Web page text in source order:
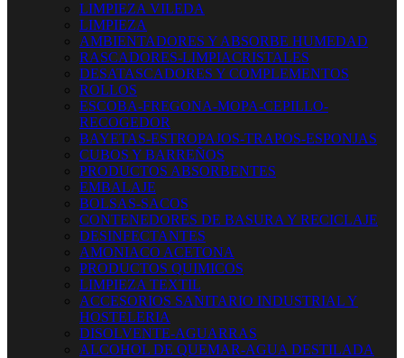
LIMPIEZA VILEDA
LIMPIEZA
AMBIENTADORES Y ABSORBE HUMEDAD
RASCADORES-LIMPIACRISTALES
DESATASCADORES Y COMPLEMENTOS
ROLLOS
ESCOBA-FREGONA-MOPA-CEPILLO-
RECOGEDOR
BAYETAS-ESTROPAJOS-TRAPOS-ESPONJAS
CUBOS Y BARREÑOS
PRODUCTOS ABSORBENTES
EMBALAJE
BOLSAS-SACOS
CONTENEDORES DE BASURA Y RECICLAJE
DESINFECTANTES
AMONIACO ACETONA
PRODUCTOS QUIMICOS
LIMPIEZA TEXTIL
ACCESORIOS SANITARIO INDUSTRIAL Y
HOSTELERIA
DISOLVENTE-AGUARRAS
ALCOHOL DE QUEMAR-AGUA DESTILADA